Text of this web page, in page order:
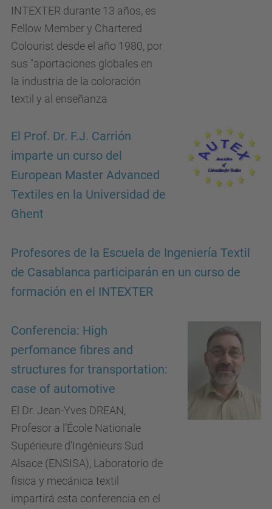
INTEXTER durante 13 años, es
Fellow Member y Chartered
Colourist desde el año 1980, por
sus "aportaciones globales en
la industria de la coloración
textil y al enseñanza
El Prof. Dr. F.J. Carrión
imparte un curso del
European Master Advanced
Textiles en la Universidad de
Ghent
Profesores de la Escuela de Ingeniería Textil
de Casablanca participarán en un curso de
formación en el INTEXTER
Conferencia: High
perfomance fibres and
structures for transportation:
case of automotive
El Dr. Jean-Yves DREAN,
Profesor a l’École Nationale
Supérieure d'Ingénieurs Sud
Alsace (ENSISA), Laboratorio de
física y mecánica textil
impartirá esta conferencia en el